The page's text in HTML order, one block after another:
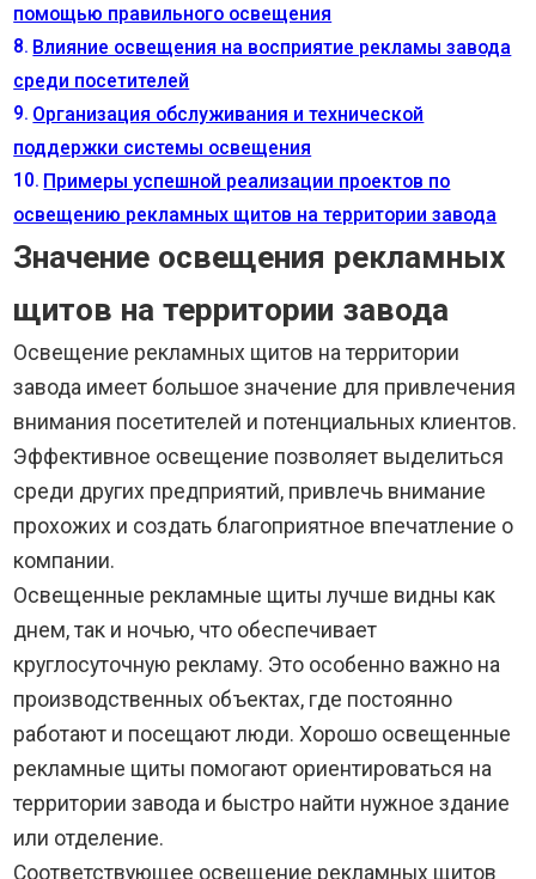
помощью правильного освещения
Влияние освещения на восприятие рекламы завода
среди посетителей
Организация обслуживания и технической
поддержки системы освещения
Примеры успешной реализации проектов по
освещению рекламных щитов на территории завода
Значение освещения рекламных
щитов на территории завода
Освещение рекламных щитов на территории
завода имеет большое значение для привлечения
внимания посетителей и потенциальных клиентов.
Эффективное освещение позволяет выделиться
среди других предприятий, привлечь внимание
прохожих и создать благоприятное впечатление о
компании.
Освещенные рекламные щиты лучше видны как
днем, так и ночью, что обеспечивает
круглосуточную рекламу. Это особенно важно на
производственных объектах, где постоянно
работают и посещают люди. Хорошо освещенные
рекламные щиты помогают ориентироваться на
территории завода и быстро найти нужное здание
или отделение.
Соответствующее освещение рекламных щитов